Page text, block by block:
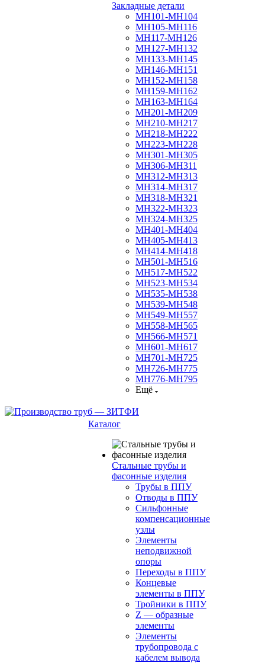
Закладные детали
МН101-МН104
МН105-МН116
МН117-МН126
МН127-МН132
МН133-МН145
МН146-МН151
МН152-МН158
МН159-МН162
МН163-МН164
МН201-МН209
МН210-МН217
МН218-МН222
МН223-МН228
МН301-МН305
МН306-МН311
МН312-МН313
МН314-МН317
МН318-МН321
МН322-МН323
МН324-МН325
МН401-МН404
МН405-МН413
МН414-МН418
МН501-МН516
МН517-МН522
МН523-МН534
МН535-МН538
МН539-МН548
МН549-МН557
МН558-МН565
МН566-МН571
МН601-МН617
МН701-МН725
МН726-МН775
МН776-МН795
Ещё
Каталог
Стальные трубы и
фасонные изделия
Трубы в ППУ
Отводы в ППУ
Сильфонные
компенсационные
узлы
Элементы
неподвижной
опоры
Переходы в ППУ
Концевые
элементы в ППУ
Тройники в ППУ
Z — образные
элементы
Элементы
трубопровода с
кабелем вывода